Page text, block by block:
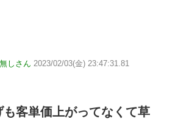
しさん 2023/02/03(金) 23:47:31.81
客単価上がってなくて草